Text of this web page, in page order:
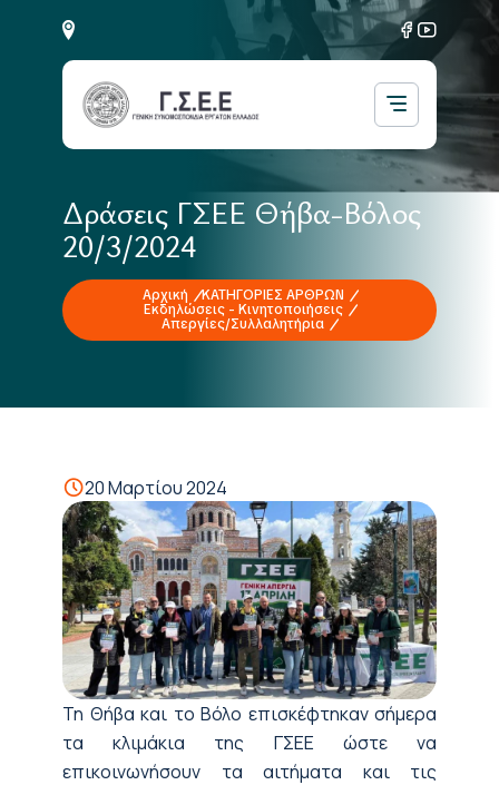
Δράσεις ΓΣΕΕ Θήβα-Βόλος
20/3/2024
Αρχική
ΚΑΤΗΓΟΡΙΕΣ ΑΡΘΡΩΝ
Εκδηλώσεις - Κινητοποιήσεις
Απεργίες/Συλλαλητήρια
20 Μαρτίου 2024
Τη Θήβα και το Βόλο επισκέφτηκαν σήμερα
τα κλιμάκια της ΓΣΕΕ ώστε να
επικοινωνήσουν τα αιτήματα και τις